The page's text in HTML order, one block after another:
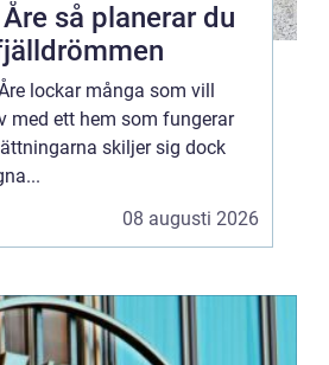
du
lockar många som vill
med ett hem som fungerar
skiljer sig dock
08 augusti 2026